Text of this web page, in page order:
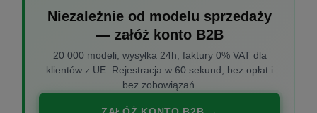
Niezależnie od modelu sprzedaży
— załóż konto B2B
20 000 modeli, wysyłka 24h, faktury 0% VAT dla
klientów z UE. Rejestracja w 60 sekund, bez opłat i
bez zobowiązań.